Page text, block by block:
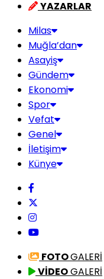
YAZARLAR
Milas
Muğla’dan
Asayiş
Gündem
Ekonomi
Spor
Vefat
Genel
İletişim
Künye
FOTOGALERİ
VİDEOGALERİ